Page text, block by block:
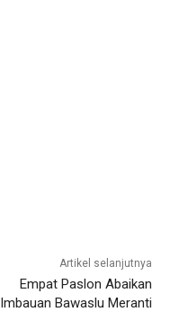
Artikel selanjutnya
Empat Paslon Abaikan
Imbauan Bawaslu Meranti